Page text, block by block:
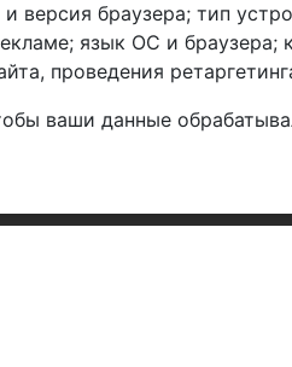
пер.
владение 2.
версия браузера; тип
язык ОС и браузера;
проведения
ваши данные